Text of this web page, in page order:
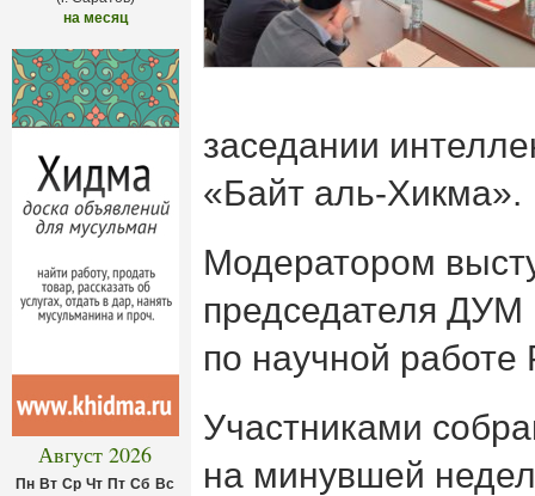
на месяц
Август 2026
Пн Вт Ср Чт Пт Сб Вс
заседании
«Байт аль-Хикма».
Модератором
председателя
по научной
Участниками
на минувшей